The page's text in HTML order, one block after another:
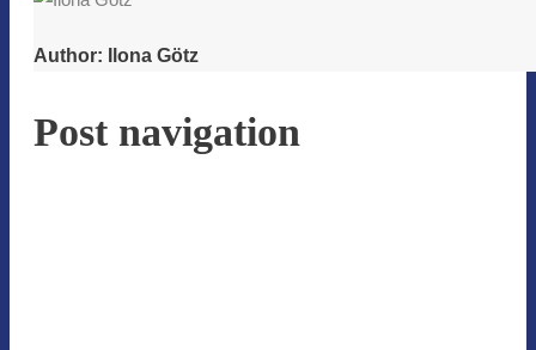
Author: Ilona Götz
Post navigation